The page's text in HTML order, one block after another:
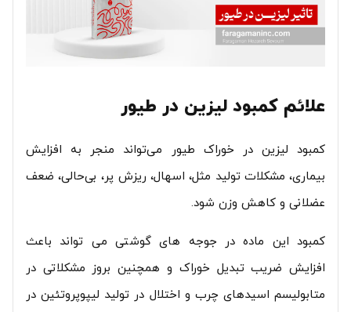
علائم کمبود لیزین در طیور
کمبود لیزین در خوراک طیور می‌تواند منجر به افزایش
بیماری، مشکلات تولید مثل، اسهال، ریزش پر، بی‌حالی، ضعف
عضلانی و کاهش وزن شود.
کمبود این ماده در جوجه های گوشتی می تواند باعث
افزایش ضریب تبدیل خوراک و همچنین بروز مشکلاتی در
متابولیسم اسیدهای چرب و اختلال در تولید لیپوپروتئین در